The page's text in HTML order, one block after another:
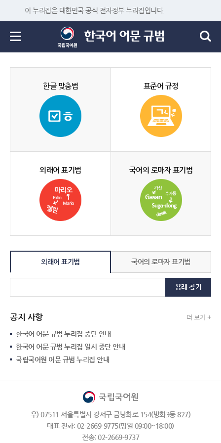
이 누리집은 대한민국 공식 전자정부 누리집입니다.
한글 맞춤법 표준어 규정
외래어 표기법 국어의 로마자 표기법
외래어 표기법 국어의 로마자 표기법
용례 찾기
공지 사항 더 보기 +
한국어 어문 규범 누리집 중단 안내
한국어 어문 규범 누리집 일시 중단 안내
국립국어원 어문 규범 누리집 안내
우) 07511 서울특별시 강서구 금낭화로 154(방화3동 827)
대표 전화: 02-2669-9775(평일 09:00~18:00)
전송: 02-2669-9737